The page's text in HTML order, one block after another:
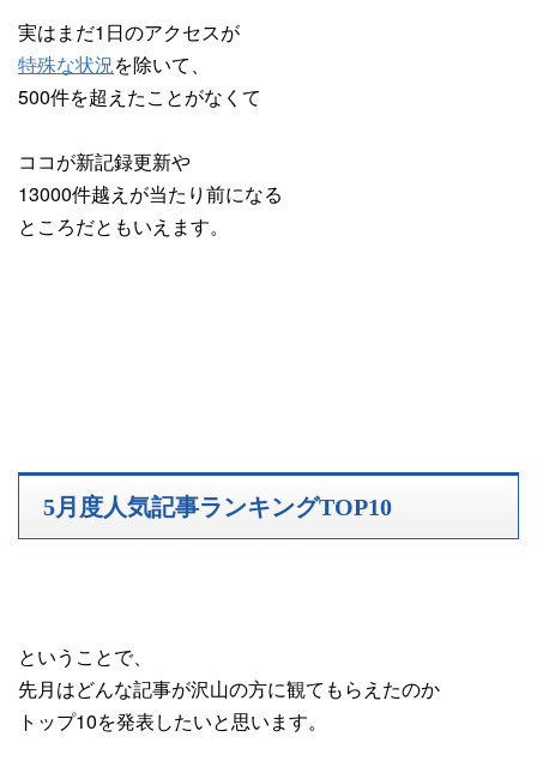
実はまだ1日のアクセスが
特殊な状況を除いて、
500件を超えたことがなくて
ココが新記録更新や
13000件越えが当たり前になる
ところだともいえます。
5月度人気記事ランキングTOP10
ということで、
先月はどんな記事が沢山の方に観てもらえたのか
トップ10を発表したいと思います。